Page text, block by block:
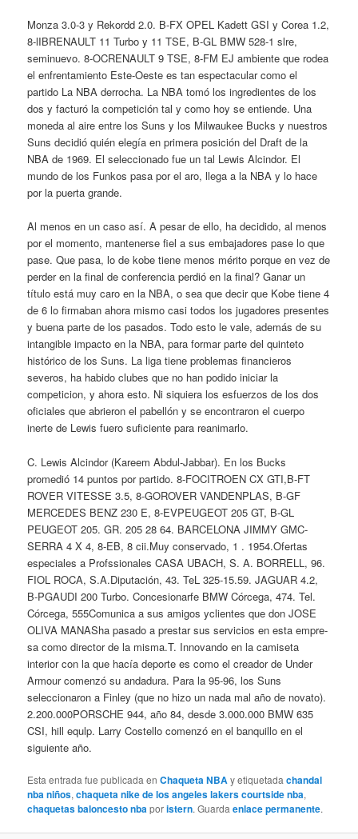
Monza 3.0-3 y Rekordd 2.0. B-FX OPEL Kadett GSI y Corea 1.2,
8-lIBRENAULT 11 Turbo y 11 TSE, B-GL BMW 528-1 slre,
seminuevo. 8-OCRENAULT 9 TSE, 8-FM EJ ambiente que rodea
el enfrentamiento Este-Oeste es tan espectacular como el
partido La NBA derrocha. La NBA tomó los ingredientes de los
dos y facturó la competición tal y como hoy se entiende. Una
moneda al aire entre los Suns y los Milwaukee Bucks y nuestros
Suns decidió quién elegía en primera posición del Draft de la
NBA de 1969. El seleccionado fue un tal Lewis Alcindor. El
mundo de los Funkos pasa por el aro, llega a la NBA y lo hace
por la puerta grande.
Al menos en un caso así. A pesar de ello, ha decidido, al menos
por el momento, mantenerse fiel a sus embajadores pase lo que
pase. Que pasa, lo de kobe tiene menos mérito porque en vez de
perder en la final de conferencia perdió en la final? Ganar un
título está muy caro en la NBA, o sea que decir que Kobe tiene 4
de 6 lo firmaban ahora mismo casi todos los jugadores presentes
y buena parte de los pasados. Todo esto le vale, además de su
intangible impacto en la NBA, para formar parte del quinteto
histórico de los Suns. La liga tiene problemas financieros
severos, ha habido clubes que no han podido iniciar la
competicion, y ahora esto. Ni siquiera los esfuerzos de los dos
oficiales que abrieron el pabellón y se encontraron el cuerpo
inerte de Lewis fuero suficiente para reanimarlo.
C. Lewis Alcindor (Kareem Abdul-Jabbar). En los Bucks
promedió 14 puntos por partido. 8-FOCITROEN CX GTI,B-FT
ROVER VITESSE 3.5, 8-GOROVER VANDENPLAS, B-GF
MERCEDES BENZ 230 E, 8-EVPEUGEOT 205 GT, B-GL
PEUGEOT 205. GR. 205 28 64. BARCELONA JIMMY GMC-
SERRA 4 X 4, 8-EB, 8 cii.Muy conservado, 1 . 1954.Ofertas
especiales a Profssionales CASA UBACH, S. A. BORRELL, 96.
FIOL ROCA, S.A.Diputación, 43. TeL 325-15.59. JAGUAR 4.2,
B-PGAUDI 200 Turbo. Concesionarfe BMW Córcega, 474. Tel.
Córcega, 555Comunica a sus amigos yclientes que don JOSE
OLIVA MANASha pasado a prestar sus servicios en esta empre-
sa como director de la misma.T. Innovando en la camiseta
interior con la que hacía deporte es como el creador de Under
Armour comenzó su andadura. Para la 95-96, los Suns
seleccionaron a Finley (que no hizo un nada mal año de novato).
2.200.000PORSCHE 944, año 84, desde 3.000.000 BMW 635
CSI, hill equlp. Larry Costello comenzó en el banquillo en el
siguiente año.
Esta entrada fue publicada enChaqueta NBAy etiquetadachandal
nba niños,chaqueta nike de los angeles lakers courtside nba,
chaquetas baloncesto nbaporistern. Guardaenlace permanente.